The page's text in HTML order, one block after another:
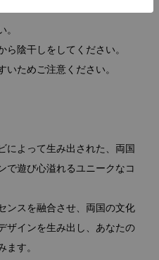
。
ら陰干しをしてください。
ためご注意ください。
によって生み出された、両国
で遊び心溢れるユニークなコ
ンスを融合させ、両国の文化
ザインを生み出し、あなたの
ます。